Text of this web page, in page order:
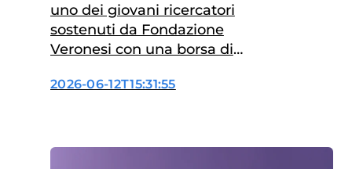
uno dei giovani ricercatori
sostenuti da Fondazione
Veronesi con una borsa di
associato al Dipartimento di
medico presso l’IRCCS Azienda
2026-06-12T15:31:55